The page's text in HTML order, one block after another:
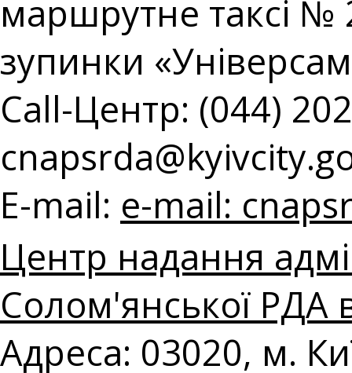
маршрутне таксі №
зупинки
Call-Центр: (044)
E-mail: e-mail:
Центр надання
Солом'янської РДА
Адреса: 03020, м.